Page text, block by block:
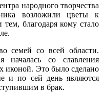
народного творчества
возложили цветы к
тем, благодаря кому стало
семей со всей области.
началась со славления
иконой. Это было сделано
и по сей день являются
в брак.